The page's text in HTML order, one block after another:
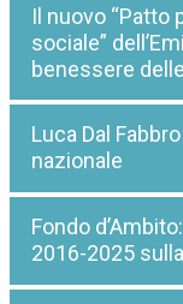
Il nuovo “Patto
sociale”
benessere
Luca Dal
nazionale
Fondo
2016-2025